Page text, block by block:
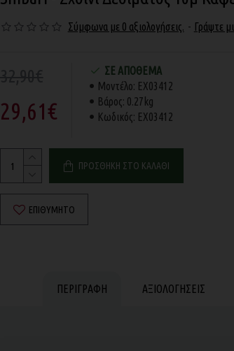
Σύμφωνα με 0 αξιολογήσεις. - Γράψτε
29,61€
ΣΕ ΑΠΌΘΕΜΑ
Μοντέλο: EX03412
Βάρος: 0.27kg
Κωδικός: EX03412
ΠΡΟΣΘΉΚΗ ΣΤΟ ΚΑΛΆΘΙ
ΕΠΙΘΥΜΗΤΌ
ΠΕΡΙΓΡΑΦΉ ΑΞΙΟΛΟΓΉΣΕΙΣ